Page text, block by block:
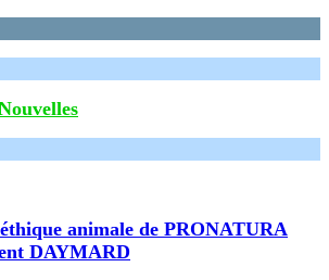
animale de PRONATURA
DAYMARD